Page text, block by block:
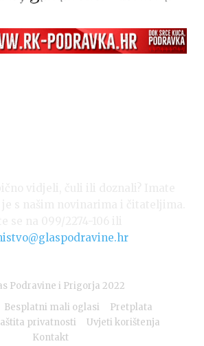
Podravine i Prigorja 2022
Besplatni mali oglasi
Pretplata
privatnosti
Uvjeti korištenja
Kontakt